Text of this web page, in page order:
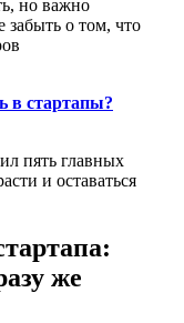
но важно
забыть о том, что
в стартапы?
пять главных
и оставаться
же